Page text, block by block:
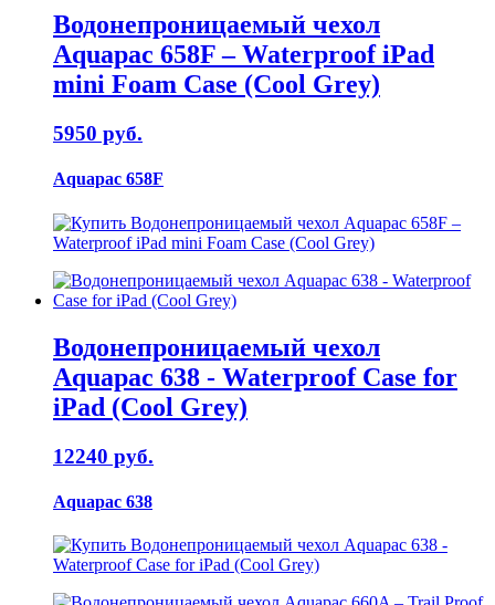
Водонепроницаемый чехол
Aquapac 658F – Waterproof iPad
mini Foam Case (Cool Grey)
5950 руб.
Aquapac 658F
Водонепроницаемый чехол
Aquapac 638 - Waterproof Case for
iPad (Cool Grey)
12240 руб.
Aquapac 638